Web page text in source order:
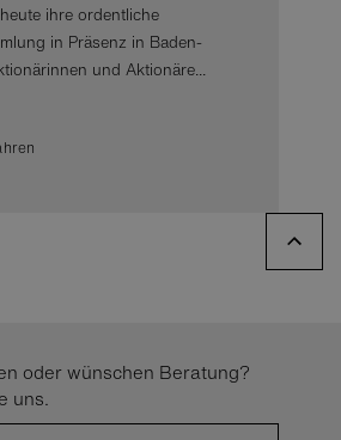
ihre ordentliche
in Präsenz in Baden-
und Aktionäre...
oder wünschen Beratung?
uns.